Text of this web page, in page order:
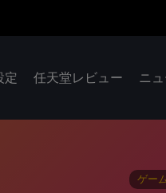
定 任天堂レビュー ニ
ゲー